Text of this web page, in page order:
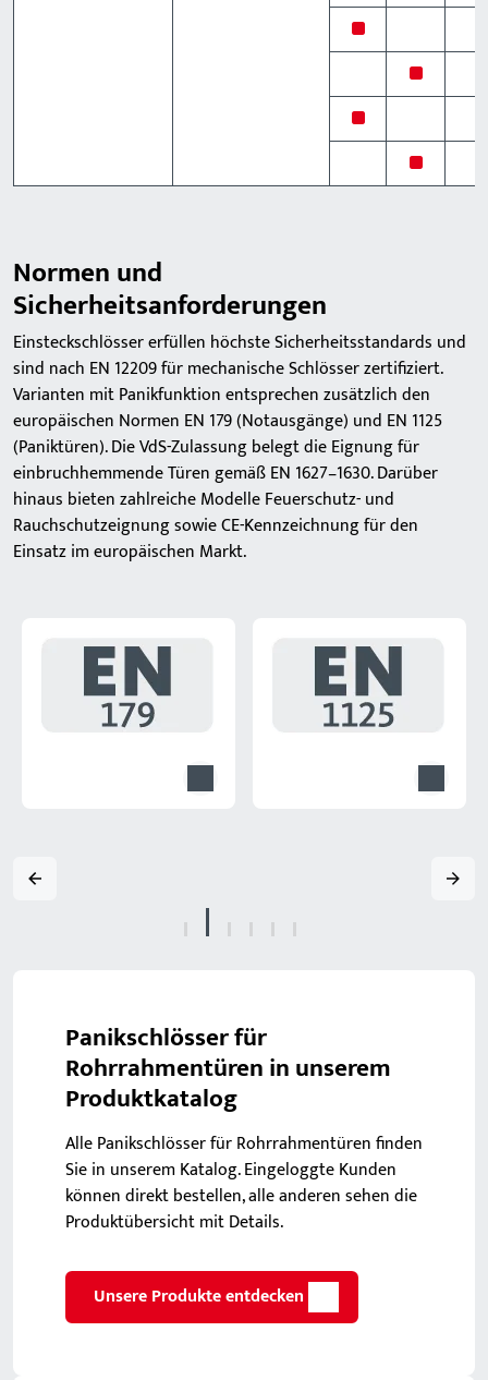
x
x
x
x
Normen und
Sicherheitsanforderungen
Einsteckschlösser erfüllen höchste Sicherheitsstandards und
sind nach EN 12209 für mechanische Schlösser zertifiziert.
Varianten mit Panikfunktion entsprechen zusätzlich den
europäischen Normen EN 179 (Notausgänge) und EN 1125
(Paniktüren). Die VdS-Zulassung belegt die Eignung für
einbruchhemmende Türen gemäß EN 1627–1630. Darüber
hinaus bieten zahlreiche Modelle Feuerschutz- und
Rauchschutzeignung sowie CE-Kennzeichnung für den
Einsatz im europäischen Markt.
Panikschlösser für
Rohrrahmentüren in unserem
Produktkatalog
Alle Panikschlösser für Rohrrahmentüren finden
Sie in unserem Katalog. Eingeloggte Kunden
können direkt bestellen, alle anderen sehen die
Produktübersicht mit Details.
Unsere Produkte entdecken